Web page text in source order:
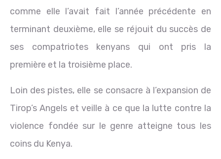
comme elle l’avait fait l’année précédente en
terminant deuxième, elle se réjouit du succès de
ses compatriotes kenyans qui ont pris la
première et la troisième place.
Loin des pistes, elle se consacre à l’expansion de
Tirop’s Angels et veille à ce que la lutte contre la
violence fondée sur le genre atteigne tous les
coins du Kenya.